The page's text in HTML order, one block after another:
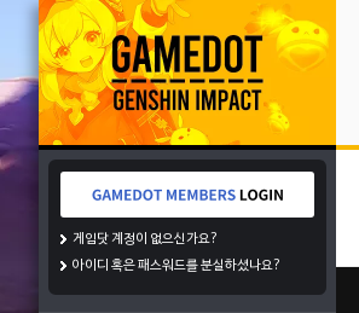
게임닷 계정이 없으신가요?
아이디 혹은 패스워드를 분실하셨나요?